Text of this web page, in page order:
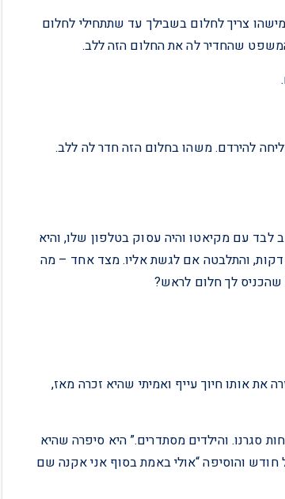
צריך לחלום בשבילך עד שתתחילי לחלום
שהחדיר לה את החלום הזה ללב.
להירדם. משהו בחלום הזה חדר לה ללב.
לבד עם מקיאטו והיה עסוק בטלפון שלו, והיא
דקות, והתלבטה אם לגשת אליו. מצד אחד – מה
לך חלום לראש?
את אותו חיוך עייף ואמיתי שהיא זכרה מאז,
סגרנו. והילדים מסתדרים.” היא סיפרה שהיא
חודש והוסיפה “אולי באמת בסוף אני אקנה שם